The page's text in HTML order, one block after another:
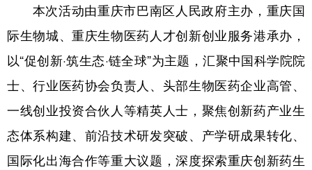
本次活动由重庆市巴南区人民政府主办，重庆国
际生物城、重庆生物医药人才创新创业服务港承办，
以“促创新·筑生态·链全球”为主题，汇聚中国科学院院
士、行业医药协会负责人、头部生物医药企业高管、
一线创业投资合伙人等精英人士，聚焦创新药产业生
态体系构建、前沿技术研发突破、产学研成果转化、
国际化出海合作等重大议题，深度探索重庆创新药生